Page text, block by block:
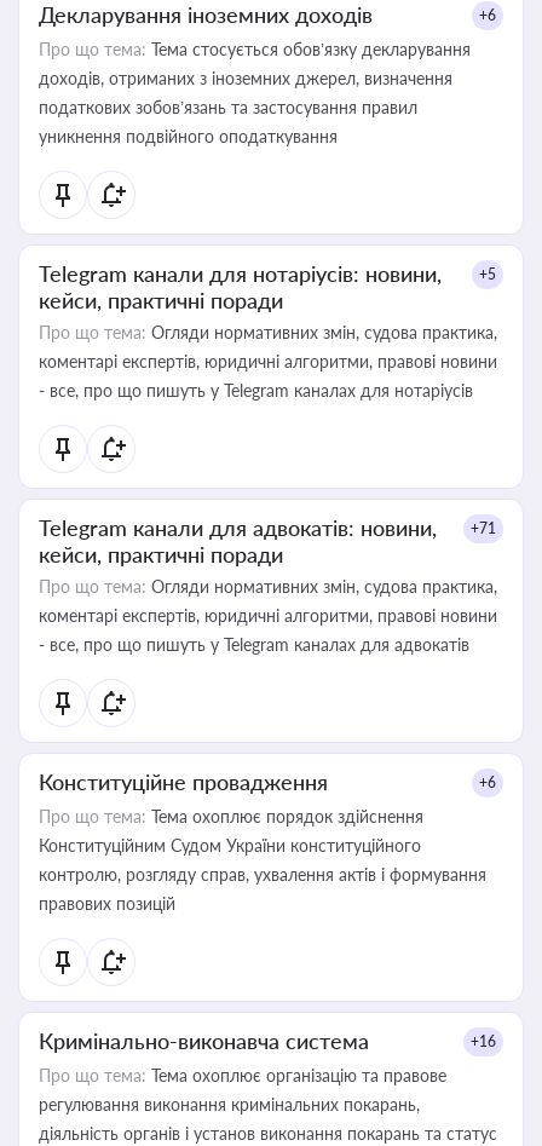
Декларування іноземних доходів +6
Про що тема: Тема стосується обов’язку декларування
доходів, отриманих з іноземних джерел, визначення
податкових зобов’язань та застосування правил
уникнення подвійного оподаткування
Telegram канали для нотаріусів: новини,
кейси, практичні поради
+5
Про що тема: Огляди нормативних змін, судова практика,
коментарі експертів, юридичні алгоритми, правові новини
- все, про що пишуть у Telegram каналах для нотаріусів
Telegram канали для адвокатів: новини,
кейси, практичні поради
+71
Про що тема: Огляди нормативних змін, судова практика,
коментарі експертів, юридичні алгоритми, правові новини
- все, про що пишуть у Telegram каналах для адвокатів
Конституційне провадження +6
Про що тема: Тема охоплює порядок здійснення
Конституційним Судом України конституційного
контролю, розгляду справ, ухвалення актів і формування
правових позицій
Кримінально-виконавча система +16
Про що тема: Тема охоплює організацію та правове
регулювання виконання кримінальних покарань,
діяльність органів і установ виконання покарань та статус